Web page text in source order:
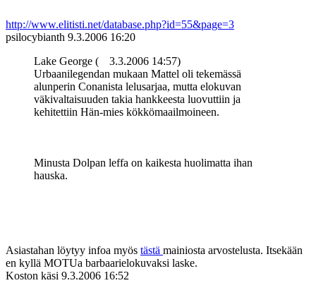
http://www.elitisti.net/database.php?id=55&page=3
psilocybianth 9.3.2006 16:20
Lake George (
3.3.2006 14:57)
Urbaanilegendan mukaan Mattel oli tekemässä
alunperin Conanista lelusarjaa, mutta elokuvan
väkivaltaisuuden takia hankkeesta luovuttiin ja
kehitettiin Hän-mies kökkömaailmoineen.
Minusta Dolpan leffa on kaikesta huolimatta ihan
hauska.
Asiastahan löytyy infoa myös tästä mainiosta arvostelusta. Itsekään
en kyllä MOTUa barbaarielokuvaksi laske.
Koston käsi 9.3.2006 16:52